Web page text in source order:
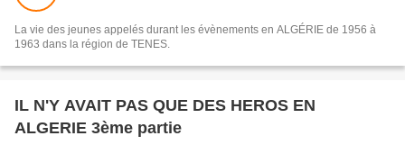
La vie des jeunes appelés durant les évènements en ALGÉRIE de 1956 à
1963 dans la région de TENES.
IL N'Y AVAIT PAS QUE DES HEROS EN
ALGERIE 3ème partie